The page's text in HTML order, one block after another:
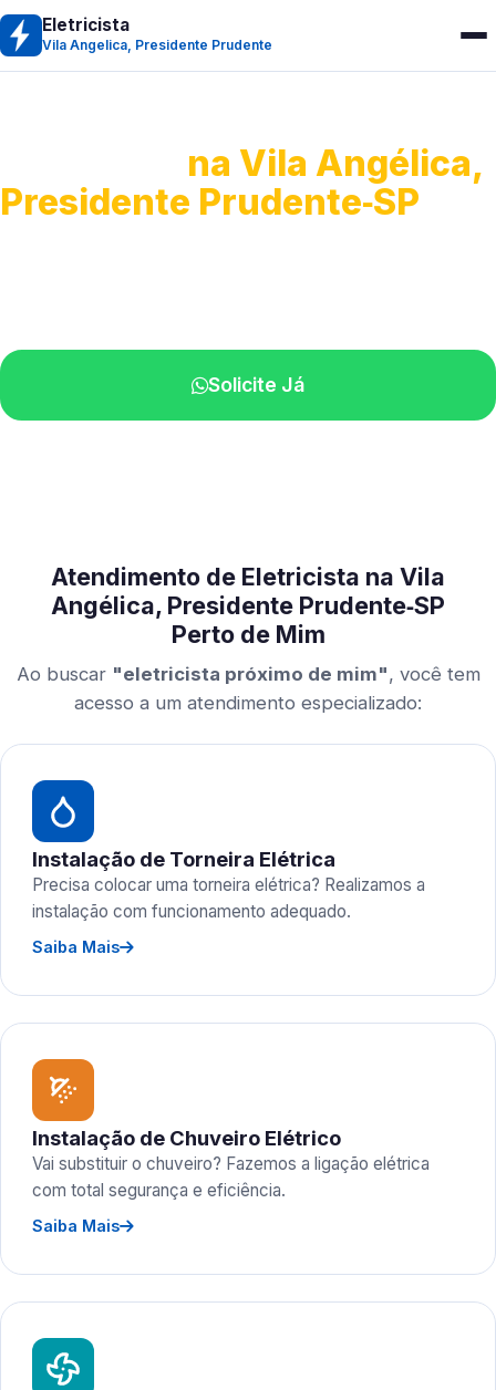
Eletricista
Vila Angelica, Presidente Prudente
na Vila Angélica,
Presidente Prudente‑SP
Solicite Já
Atendimento de Eletricista na Vila
Angélica, Presidente Prudente‑SP
Perto de Mim
Ao buscar "eletricista próximo de mim", você tem
acesso a um atendimento especializado:
Instalação de Torneira Elétrica
Precisa colocar uma torneira elétrica? Realizamos a
instalação com funcionamento adequado.
Saiba Mais
Instalação de Chuveiro Elétrico
Vai substituir o chuveiro? Fazemos a ligação elétrica
com total segurança e eficiência.
Saiba Mais